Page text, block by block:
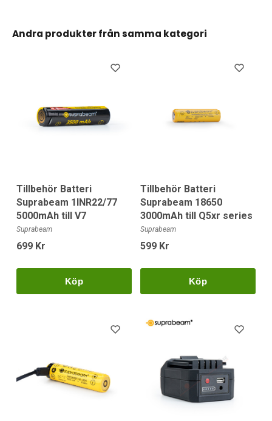
Andra produkter från samma kategori
Tillbehör Batteri
Suprabeam 1INR22/77
5000mAh till V7
Suprabeam
699 Kr
Köp
Tillbehör Batteri
Suprabeam 18650
3000mAh till Q5xr series
Suprabeam
599 Kr
Köp